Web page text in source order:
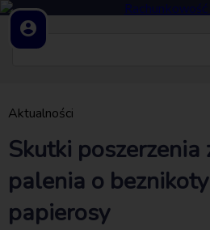
account_circle
Aktualności
Skutki poszerzenia
palenia o
papierosy